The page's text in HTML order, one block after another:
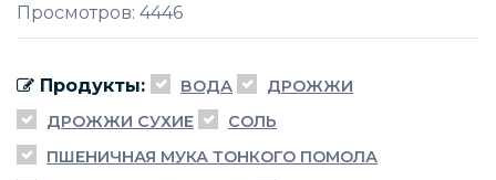
Просмотров: 4446
Продукты: ВОДА
ДРОЖЖИ
ДРОЖЖИ СУХИЕ
СОЛЬ
ПШЕНИЧНАЯ МУКА ТОНКОГО ПОМОЛА